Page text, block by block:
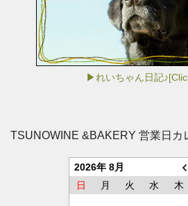
▶れいちゃん日記
TSUNOWINE &BAKERY 営業日カ
2026年 8月
日
月 火 水 木